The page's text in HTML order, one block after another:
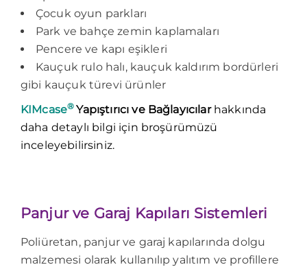
Çocuk oyun parkları
Park ve bahçe zemin kaplamaları
Pencere ve kapı eşikleri
Kauçuk rulo halı, kauçuk kaldırım bordürleri
gibi kauçuk türevi ürünler
KIMcase®Yapıştırıcı ve Bağlayıcılarhakkında
daha detaylı bilgi için broşürümüzü
inceleyebilirsiniz.
Panjur ve Garaj Kapıları Sistemleri
Poliüretan, panjur ve garaj kapılarında dolgu
malzemesi olarak kullanılıp yalıtım ve profillere